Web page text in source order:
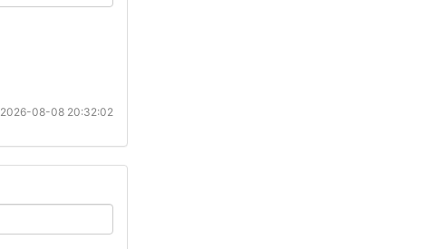
2026-08-08 20:32:02